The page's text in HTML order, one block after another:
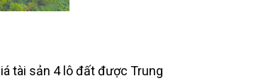
tài sản 4 lô đất được Trung